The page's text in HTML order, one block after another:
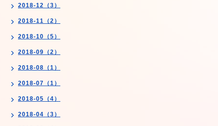
2018-12（3）
2018-11（2）
2018-10（5）
2018-09（2）
2018-08（1）
2018-07（1）
2018-05（4）
2018-04（3）